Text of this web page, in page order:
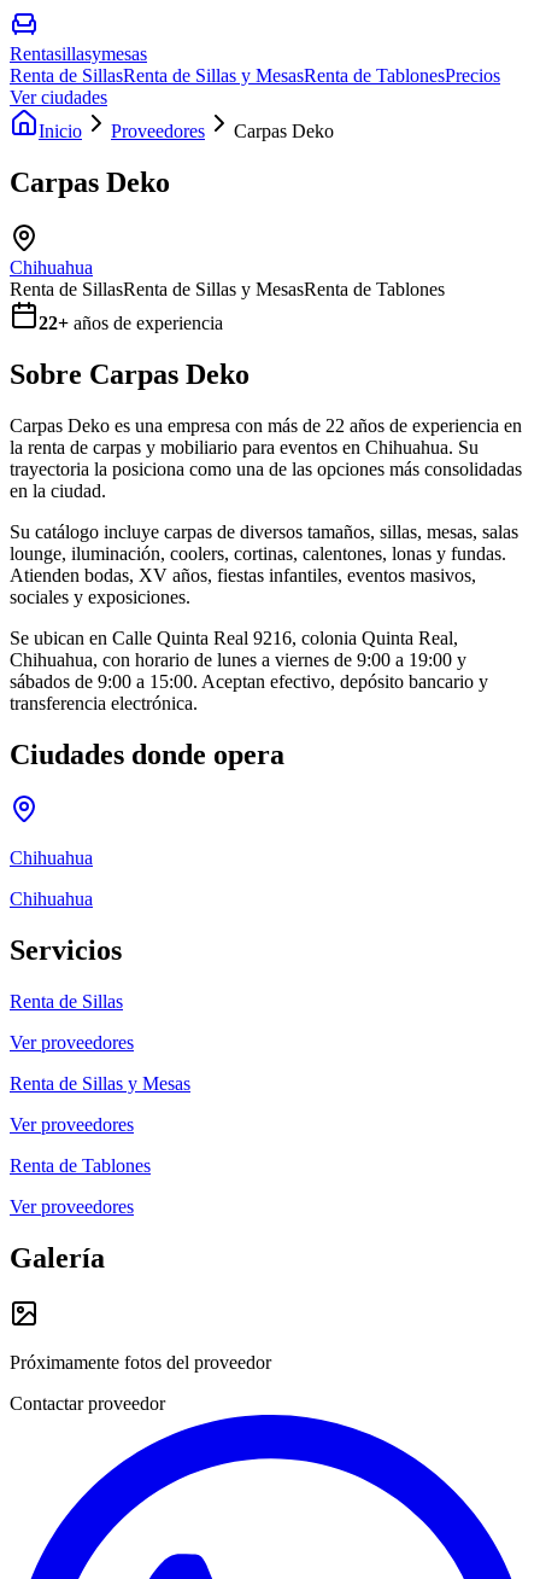
Rentasillasymesas
Renta de SillasRenta de Sillas y MesasRenta de TablonesPrecios
Ver ciudades
Inicio
Proveedores Carpas Deko
Carpas Deko
Chihuahua
Renta de SillasRenta de Sillas y MesasRenta de Tablones
22+ años de experiencia
Sobre Carpas Deko
Carpas Deko es una empresa con más de 22 años de experiencia en
la renta de carpas y mobiliario para eventos en Chihuahua. Su
trayectoria la posiciona como una de las opciones más consolidadas
en la ciudad.
Su catálogo incluye carpas de diversos tamaños, sillas, mesas, salas
lounge, iluminación, coolers, cortinas, calentones, lonas y fundas.
Atienden bodas, XV años, fiestas infantiles, eventos masivos,
sociales y exposiciones.
Se ubican en Calle Quinta Real 9216, colonia Quinta Real,
Chihuahua, con horario de lunes a viernes de 9:00 a 19:00 y
sábados de 9:00 a 15:00. Aceptan efectivo, depósito bancario y
transferencia electrónica.
Ciudades donde opera
Chihuahua
Chihuahua
Servicios
Renta de Sillas
Ver proveedores
Renta de Sillas y Mesas
Ver proveedores
Renta de Tablones
Ver proveedores
Galería
Próximamente fotos del proveedor
Contactar proveedor